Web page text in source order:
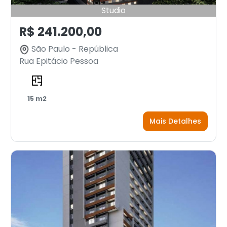
Studio
R$ 241.200,00
São Paulo - República
Rua Epitácio Pessoa
15 m2
Mais Detalhes